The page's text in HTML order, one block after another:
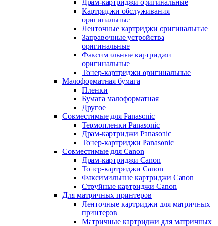
Драм-картриджи оригинальные
Картриджи обслуживания
оригинальные
Ленточные картриджи оригинальные
Заправочные устройства
оригинальные
Факсимильные картриджи
оригинальные
Тонер-картриджи оригинальные
Малоформатная бумага
Пленки
Бумага малоформатная
Другое
Совместимые для Panasonic
Термопленки Panasonic
Драм-картриджи Panasonic
Тонер-картриджи Panasonic
Совместимые для Canon
Драм-картриджи Canon
Тонер-картриджи Canon
Факсимильные картриджи Canon
Струйные картриджи Canon
Для матричных принтеров
Ленточные картриджи для матричных
принтеров
Матричные картриджи для матричных